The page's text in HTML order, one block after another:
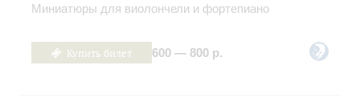
Миниатюры для виолончели и фортепиано
Купить билет 600 — 800 р.